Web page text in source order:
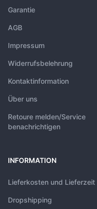
Garantie
AGB
Impressum
Widerrufsbelehrung
Kontaktinformation
Über uns
Retoure melden/Service
benachrichtigen
INFORMATION
Lieferkosten und Lieferzeit
Dropshipping